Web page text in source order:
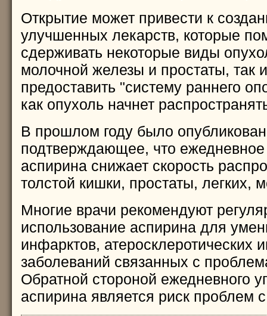
Открытие может привести к
улучшенных лекарств, которые
сдерживать некоторые виды
молочной железы и простаты, так
предоставить "систему раннего
как опухоль начнет
В прошлом году было
подтверждающее, что ежедневное
аспирина снижает скорость
толстой кишки, простаты, легких,
Многие врачи рекомендуют
использование аспирина для
инфарктов, атеросклеротических
заболеваний связанных с
Обратной стороной ежедневного
аспирина является риск проблем